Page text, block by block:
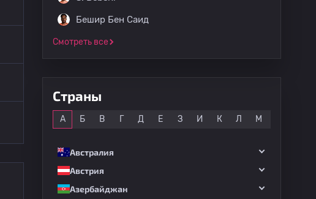
Бешир Бен Саид
Смотреть все
Страны
А Б В Г Д Е З И К Л М
Австралия
Австрия
Азербайджан